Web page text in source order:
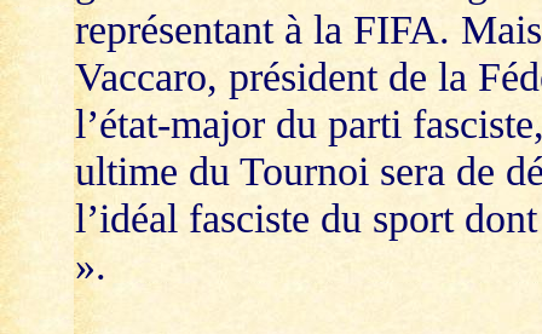
représentant à la FIFA.
Vaccaro, président de la
l’état-major du parti
ultime du Tournoi sera de
l’idéal fasciste du sport
».